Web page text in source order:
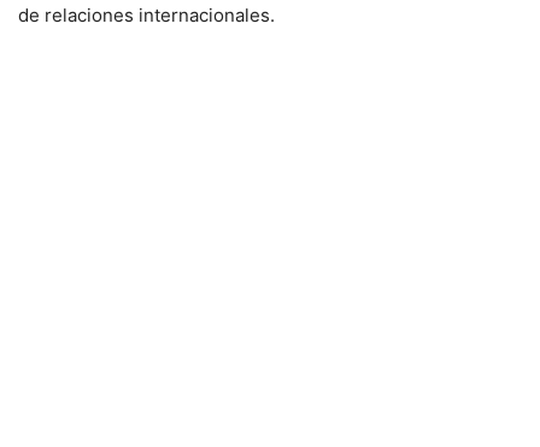
de relaciones internacionales.